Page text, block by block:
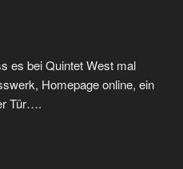
es bei Quintet West mal
Homepage online, ein
Tür….